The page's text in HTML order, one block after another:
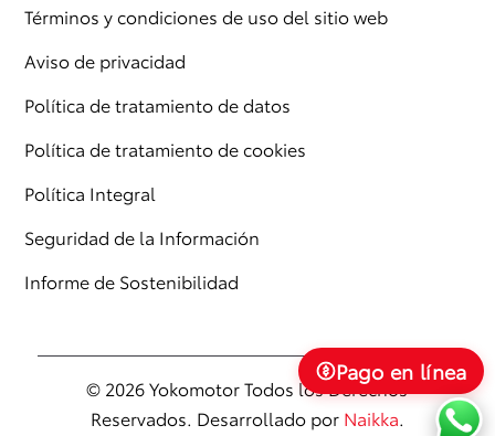
Términos y condiciones de uso del sitio web
Aviso de privacidad
Política de tratamiento de datos
Política de tratamiento de cookies
Política Integral
Seguridad de la Información
Informe de Sostenibilidad
© 2026 Yokomotor Todos los Derechos
Reservados. Desarrollado por Naikka
Pago en línea